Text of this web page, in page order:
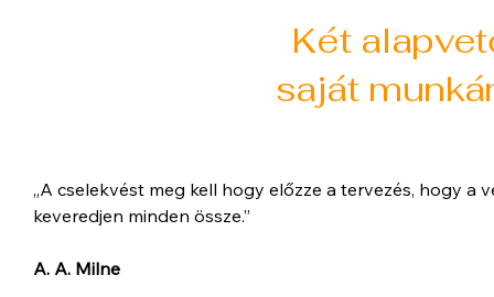
Két
saját
„A cselekvést meg kell hogy előzze a tervezés, hogy a
keveredjen
A. A. Milne